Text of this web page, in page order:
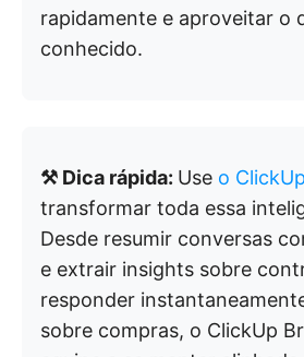
rapidamente e aproveitar o
conhecido.
⚒️ Dica rápida: Use o
transformar toda essa
Desde resumir conversas
e extrair insights sobre
responder
sobre compras, o ClickUp